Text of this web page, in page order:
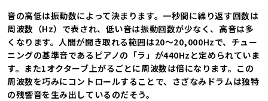
音の高低は振動数によって決まります。一秒間に繰り返す回数は
周波数（Hz）で表され、低い音は振動回数が少なく、高音は多
くなります。人間が聞き取れる範囲は20～20,000Hzで、チュー
ニングの基準音であるピアノの「ラ」が440Hzと定められていま
す。また1オクターブ上がるごとに周波数は倍になります。この
周波数を巧みにコントロールすることで、さざなみドラムは独特
の残響音を生み出しているのだそう。